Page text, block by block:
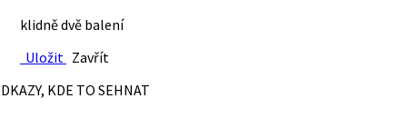
klidně dvě balení
Uložit Zavřít
KDE TO SEHNAT